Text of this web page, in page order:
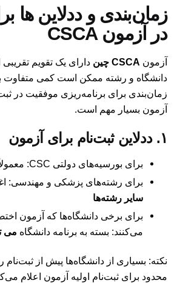
زمان‌بندی و ددلاین ها
در آزمون CSCA
آزمون CSCA چین
دارای یک تقویم
دانشگاه و رشته ممکن است کمی متفاوت
زمان‌بندی برای برنامه‌ریزی موفقیت در
آزمون بسیار مهم است.
۱. ددلاین ثبت‌نام برای آزمون
برای بورسیه‌های دولتی CSC: معمولاً
برای رشته‌های پزشکی و مهندسی:
سایر رشته‌ها
برای برخی دانشگاه‌ها که آزمون
می‌کنند: بسته به برنامه دانشگاه می
نکته: بسیاری از دانشگاه‌ها پیش از
محدود برای ثبت‌نام اولیه آزمون اعلام